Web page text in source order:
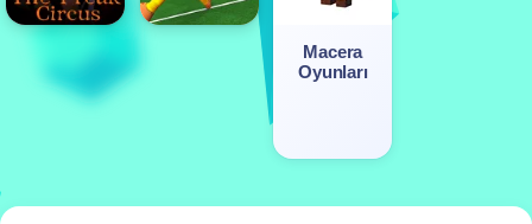
Macera
Oyunları